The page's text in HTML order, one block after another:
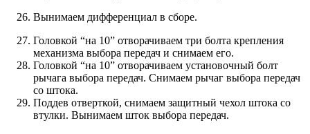
Вынимаем дифференциал в сборе.
Головкой “на 10” отворачиваем три болта крепления
механизма выбора передач и снимаем его.
Головкой “на 10” отворачиваем установочный болт
рычага выбора передач. Снимаем рычаг выбора передач
со штока.
Поддев отверткой, снимаем защитный чехол штока со
втулки. Вынимаем шток выбора передач.